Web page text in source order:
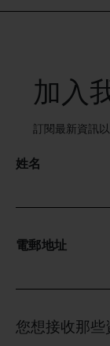
加入
訂閱最新資訊
姓名
電郵地址
您想接收那些